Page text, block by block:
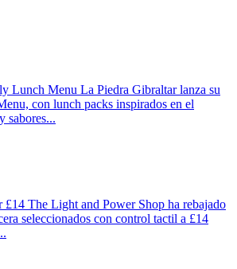
Lunch Menu La Piedra Gibraltar lanza su
con lunch packs inspirados en el
sabores...
£14 The Light and Power Shop ha rebajado
seleccionados con control tactil a £14